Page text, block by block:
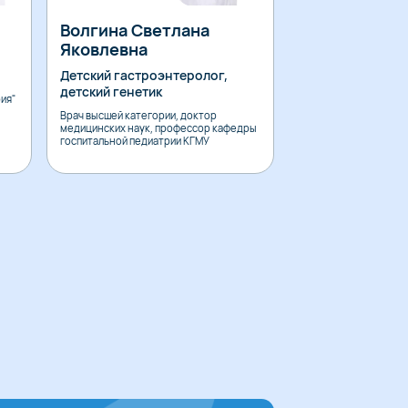
Волгина Светлана
Яковлевна
Детский гастроэнтеролог,
детский генетик
Врач высшей категории, доктор
медицинских наук, профессор кафедры
госпитальной педиатрии КГМУ